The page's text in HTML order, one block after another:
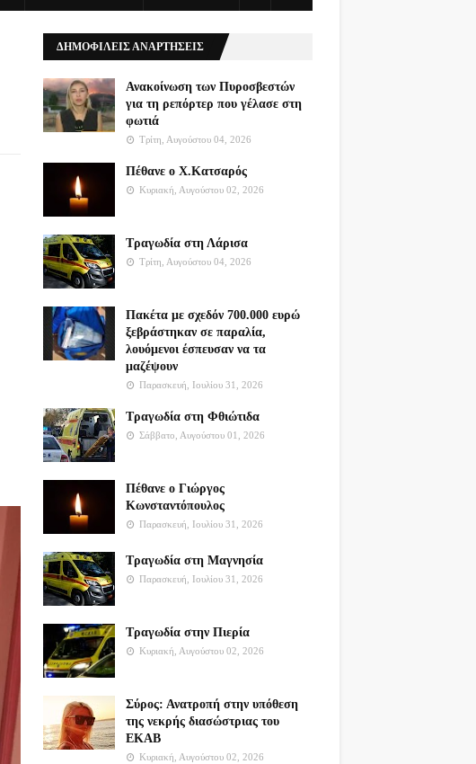
ΔΗΜΟΦΙΛΕΙΣ ΑΝΑΡΤΗΣΕΙΣ
Ανακοίνωση των Πυροσβεστών
για τη ρεπόρτερ που γέλασε στη
φωτιά
Τρίτη, Αυγούστου 04, 2026
Πέθανε ο Χ.Κατσαρός
Κυριακή, Αυγούστου 02, 2026
Τραγωδία στη Λάρισα
Τρίτη, Αυγούστου 04, 2026
Πακέτα με σχεδόν 700.000 ευρώ
ξεβράστηκαν σε παραλία,
λουόμενοι έσπευσαν να τα
μαζέψουν
Παρασκευή, Ιουλίου 31, 2026
Τραγωδία στη Φθιώτιδα
Σάββατο, Αυγούστου 01, 2026
Πέθανε ο Γιώργος
Κωνσταντόπουλος
Παρασκευή, Ιουλίου 31, 2026
Τραγωδία στη Μαγνησία
Παρασκευή, Ιουλίου 31, 2026
Τραγωδία στην Πιερία
Κυριακή, Αυγούστου 02, 2026
Σύρος: Ανατροπή στην υπόθεση
της νεκρής διασώστριας του
ΕΚΑΒ
Κυριακή, Αυγούστου 02, 2026